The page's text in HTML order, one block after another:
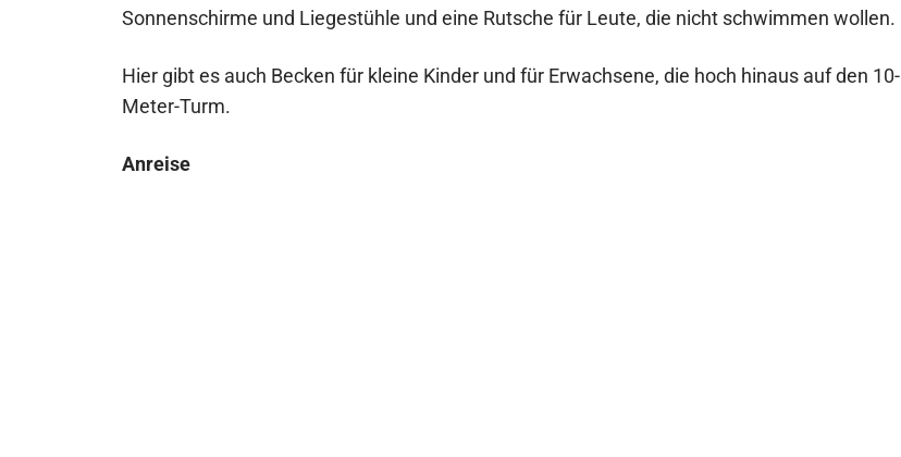
Sonnenschirme und Liegestühle und eine Rutsche für Leute, die nicht schwimmen wollen.
Hier gibt es auch Becken für kleine Kinder und für Erwachsene, die hoch hinaus auf den 10-
Meter-Turm.
Anreise